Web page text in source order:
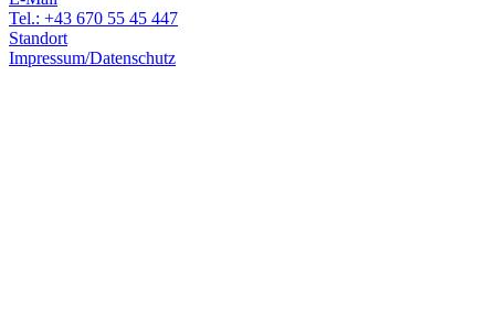
Tel.: +43 670 55 45 447
Standort
Impressum/Datenschutz